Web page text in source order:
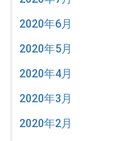
2020年6月
2020年5月
2020年4月
2020年3月
2020年2月